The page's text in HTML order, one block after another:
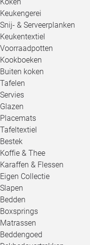
Keukengerei
Snij- & Serveerplanken
Keukentextiel
Voorraadpotten
Kookboeken
Buiten koken
Tafelen
Servies
Glazen
Placemats
Tafeltextiel
Bestek
Koffie & Thee
Karaffen & Flessen
Eigen Collectie
Slapen
Bedden
Boxsprings
Matrassen
Beddengoed